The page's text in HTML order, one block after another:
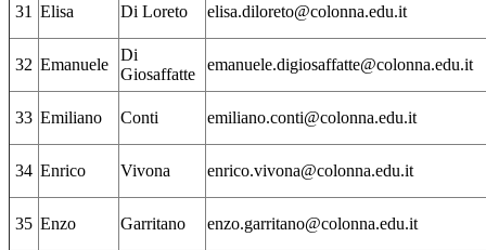
31 Elisa Di Loreto elisa.diloreto@colonna.edu.it
32 Emanuele
Di
Giosaffatte
emanuele.digiosaffatte@colonna.edu.it
33 Emiliano Conti emiliano.conti@colonna.edu.it
34 Enrico Vivona enrico.vivona@colonna.edu.it
35 Enzo Garritano enzo.garritano@colonna.edu.it